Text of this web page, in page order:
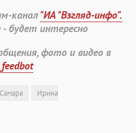
канал"ИА "Взгляд-инфо".
будет интересно
фото и видео в
Самара
Ирина